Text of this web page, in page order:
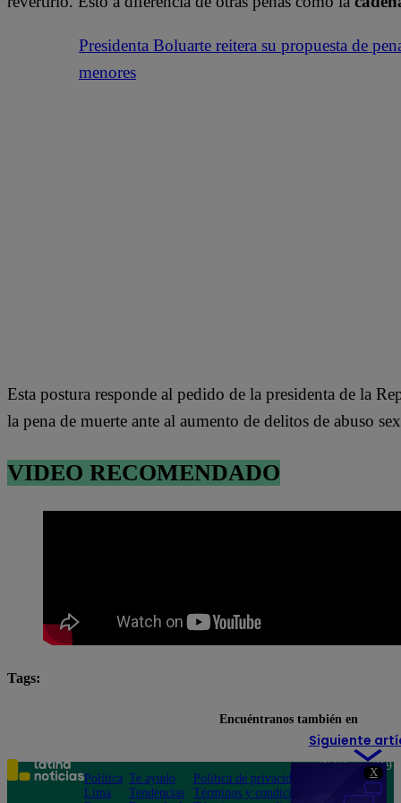
X
Presidenta Boluarte reitera su propuesta de
menores
Esta postura responde al pedido de la presidenta de la
la pena de muerte ante al aumento de delitos de abuso
VIDEO RECOMENDADO
Tags:
Siguiente
Encuéntranos también en
Política
Lima
Te ayudo
Tendencias
Política de privacidad
Términos y condiciones
Teléfono: 219
Av. San